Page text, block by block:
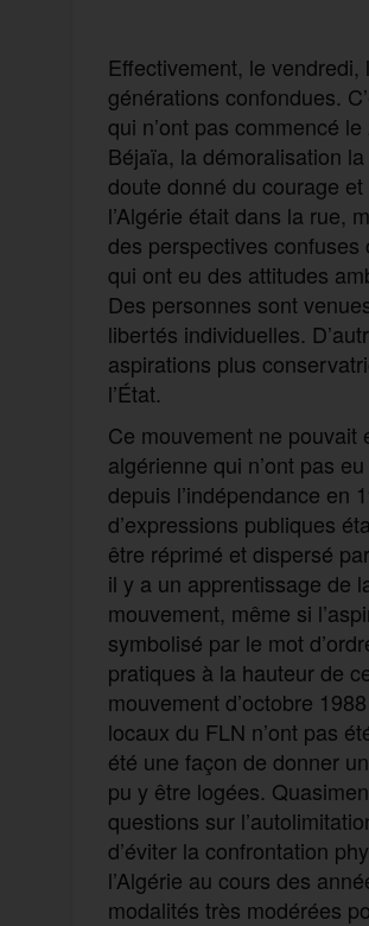
Effectivement, le
générations confondues.
qui n’ont pas commencé
Béjaïa, la démoralisation
doute donné du courage
l’Algérie était dans la rue,
des perspectives
qui ont eu des attitudes
Des personnes sont
libertés individuelles.
aspirations plus
l’État.
Ce mouvement ne pouvait
algérienne qui n’ont pas
depuis l’indépendance en
d’expressions publiques
être réprimé et dispersé
il y a un apprentissage de
mouvement, même si
symbolisé par le mot
pratiques à la hauteur de
mouvement d’octobre
locaux du FLN n’ont pas
été une façon de donner
pu y être logées.
questions sur
d’éviter la confrontation
l’Algérie au cours des
modalités très modérées